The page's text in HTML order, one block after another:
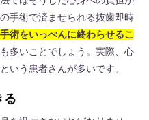
手術で済ませられる抜歯即時
術をいっぺんに終わらせるこ
多いことでしょう。実際、心
いう患者さんが多いです。
る